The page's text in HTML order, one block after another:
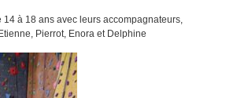
14 à 18 ans avec leurs accompagnateurs,
Pierrot, Enora et Delphine